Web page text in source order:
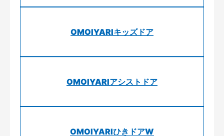
OMOIYARIキッズドア
OMOIYARIアシストドア
OMOIYARIひきドアW